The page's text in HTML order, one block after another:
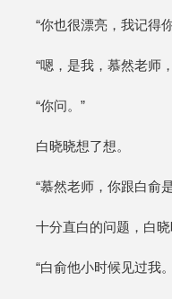
“你也很漂亮，我记得
“嗯，是我，慕然老师
“你问。”
白晓晓想了想。
“慕然老师，你跟白俞
十分直白的问题，白晓
“白俞他小时候见过我